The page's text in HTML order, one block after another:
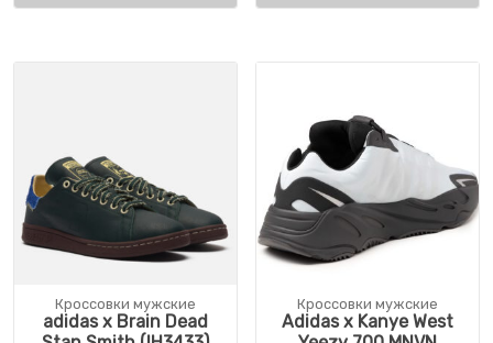
Кроссовки мужские
adidas x Brain Dead
Кроссовки мужские
Adidas x Kanye West